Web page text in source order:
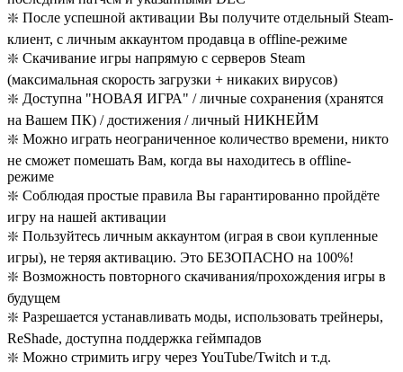
❇️ После успешной активации Вы получите отдельный Steam-
клиент, с личным аккаунтом продавца в offline-режиме
❇️ Скачивание игры напрямую с серверов Steam
(максимальная скорость загрузки + никаких вирусов)
❇️ Доступна "НОВАЯ ИГРА" / личные сохранения (хранятся
на Вашем ПК) / достижения / личный НИКНЕЙМ
❇️ Можно играть неограниченное количество времени, никто
не сможет помешать Вам, когда вы находитесь в offline-
режиме
❇️ Соблюдая простые правила Вы гарантированно пройдёте
игру на нашей активации
❇️ Пользуйтесь личным аккаунтом (играя в свои купленные
игры), не теряя активацию. Это БЕЗОПАСНО на 100%!
❇️ Возможность повторного скачивания/прохождения игры в
будущем
❇️ Разрешается устанавливать моды, использовать трейнеры,
ReShade, доступна поддержка геймпадов
❇️ Можно стримить игру через YouTube/Twitch и т.д.